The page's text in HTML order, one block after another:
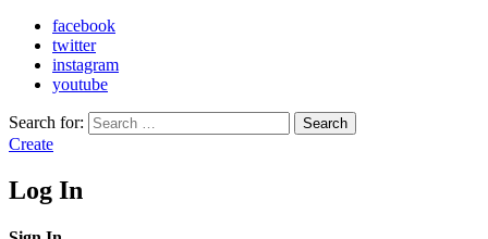
facebook
twitter
instagram
youtube
Search for: Search
Create
Log In